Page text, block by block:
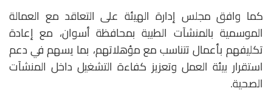
كما وافق مجلس إدارة الهيئة على التعاقد مع العمالة
الموسمية بالمنشآت الطبية بمحافظة أسوان، مع إعادة
تكليفهم بأعمال تتناسب مع مؤهلاتهم، بما يسهم في دعم
استقرار بيئة العمل وتعزيز كفاءة التشغيل داخل المنشآت
الصحية.